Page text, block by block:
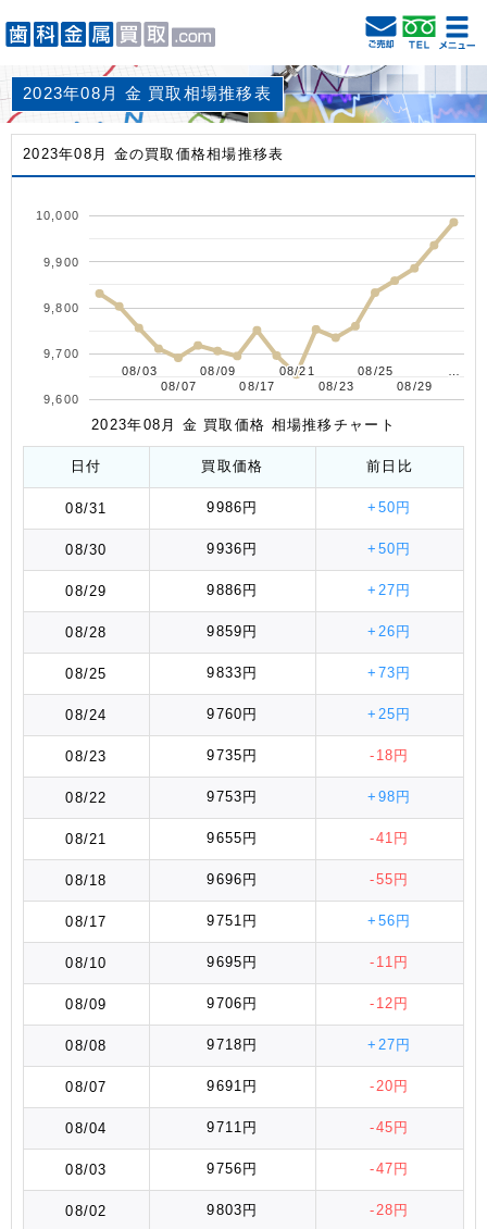
2023年08月 金 買取相場推移表
2023年08月 金の買取価格相場推移表
08/03
08/03
08/07
08/07
08/09
08/09
08/17
08/17
08/21
08/21
08/23
08/23
08/25
08/25
08/29
08/29
9,600
9,700
9,800
9,900
10,000
2023年08月 金 買取価格 相場推移チャート
日付 買取価格 前日比
08/31 9986円 +50円
08/30 9936円 +50円
08/29 9886円 +27円
08/28 9859円 +26円
08/25 9833円 +73円
08/24 9760円 +25円
08/23 9735円 -18円
08/22 9753円 +98円
08/21 9655円 -41円
08/18 9696円 -55円
08/17 9751円 +56円
08/10 9695円 -11円
08/09 9706円 -12円
08/08 9718円 +27円
08/07 9691円 -20円
08/04 9711円 -45円
08/03 9756円 -47円
08/02 9803円 -28円